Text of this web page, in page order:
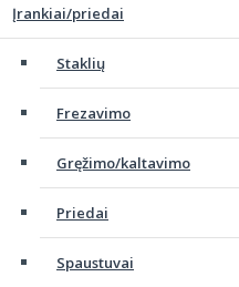
Įrankiai/priedai
Staklių
Frezavimo
Gręžimo/kaltavimo
Priedai
Spaustuvai